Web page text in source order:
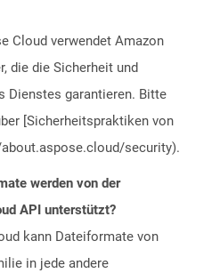
Cloud verwendet Amazon
die die Sicherheit und
Dienstes garantieren. Bitte
[Sicherheitspraktiken von
security).
werden von der
API unterstützt?
kann Dateiformate von
in jede andere